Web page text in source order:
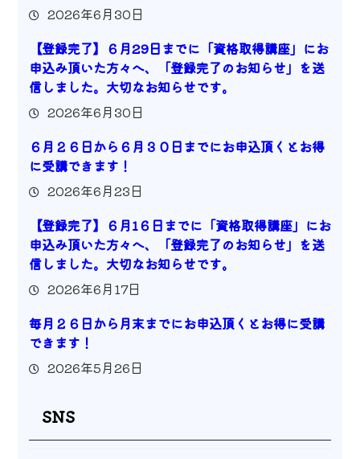
2026年6月30日
【登録完了】６月29日までに「資格取得講座」にお
申込み頂いた方々へ、「登録完了のお知らせ」を送
信しました。大切なお知らせです。
2026年6月30日
６月２６日から６月３０日までにお申込頂くとお得
に受講できます！
2026年6月23日
【登録完了】６月1６日までに「資格取得講座」にお
申込み頂いた方々へ、「登録完了のお知らせ」を送
信しました。大切なお知らせです。
2026年6月17日
毎月２６日から月末までにお申込頂くとお得に受講
できます！
2026年5月26日
SNS